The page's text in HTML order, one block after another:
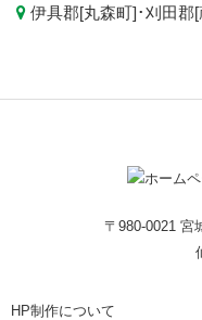
伊具郡[丸森町]･刈田郡[
〒980-0021 宮
HP制作について